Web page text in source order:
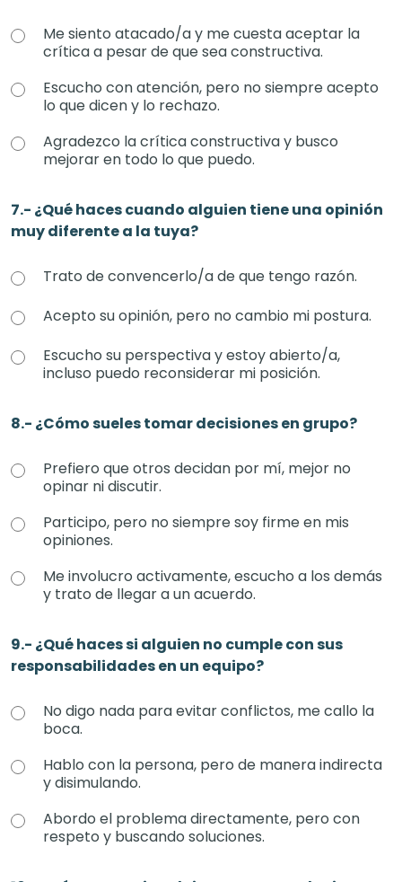
Me siento atacado/a y me cuesta aceptar la
crítica a pesar de que sea constructiva.
Escucho con atención, pero no siempre acepto
lo que dicen y lo rechazo.
Agradezco la crítica constructiva y busco
mejorar en todo lo que puedo.
7.- ¿Qué haces cuando alguien tiene una opinión
muy diferente a la tuya?
Trato de convencerlo/a de que tengo razón.
Acepto su opinión, pero no cambio mi postura.
Escucho su perspectiva y estoy abierto/a,
incluso puedo reconsiderar mi posición.
8.- ¿Cómo sueles tomar decisiones en grupo?
Prefiero que otros decidan por mí, mejor no
opinar ni discutir.
Participo, pero no siempre soy firme en mis
opiniones.
Me involucro activamente, escucho a los demás
y trato de llegar a un acuerdo.
9.- ¿Qué haces si alguien no cumple con sus
responsabilidades en un equipo?
No digo nada para evitar conflictos, me callo la
boca.
Hablo con la persona, pero de manera indirecta
y disimulando.
Abordo el problema directamente, pero con
respeto y buscando soluciones.